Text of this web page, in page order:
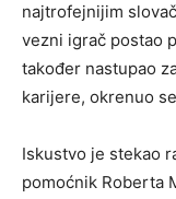
najtrofejnijim
vezni igrač postao
također nastupao
karijere, okrenuo
Iskustvo je stekao
pomoćnik Roberta